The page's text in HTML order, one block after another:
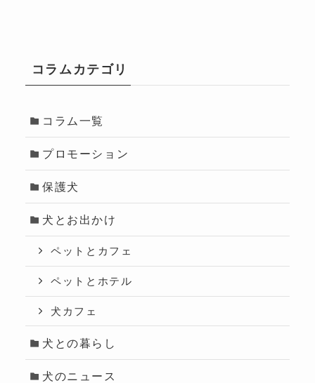
コラムカテゴリ
コラム一覧
プロモーション
保護犬
犬とお出かけ
ペットとカフェ
ペットとホテル
犬カフェ
犬との暮らし
犬のニュース